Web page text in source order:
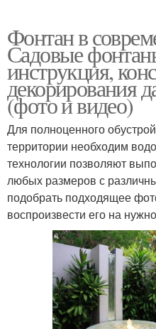
Фонтан в виде
Декоративные фонтаны
Фонтан с
дополнительными
источниками
Фонтан из камней
Фонтан в
Садовые
инструкция,
декорирования
(фото и видео)
Для полноценного
территории необходим
технологии позволяют
любых размеров с
подобрать подходящее
воспроизвести его на